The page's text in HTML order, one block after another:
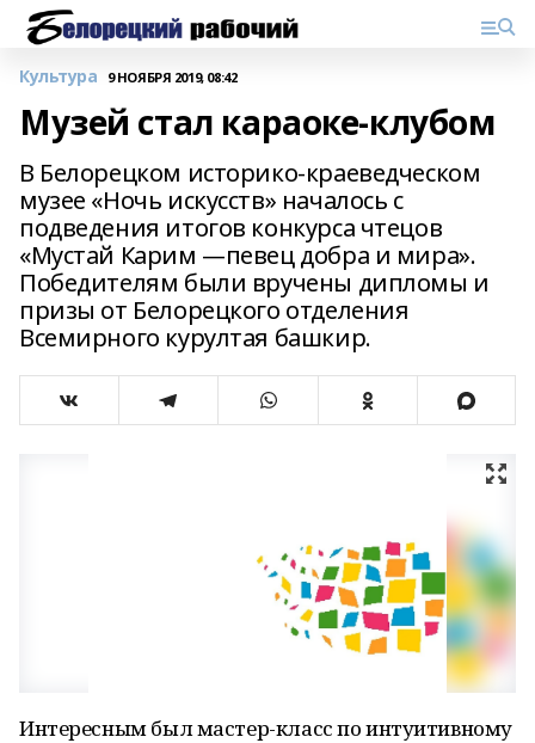
Культура 9 НОЯБРЯ 2019, 08:42
Музей стал караоке-клубом
В Белорецком историко-краеведческом
музее «Ночь искусств» началось с
подведения итогов конкурса чтецов
«Мустай Карим —певец добра и мира».
Победителям были вручены дипломы и
призы от Белорецкого отделения
Всемирного курултая башкир.
Интересным был мастер-класс по интуитивному